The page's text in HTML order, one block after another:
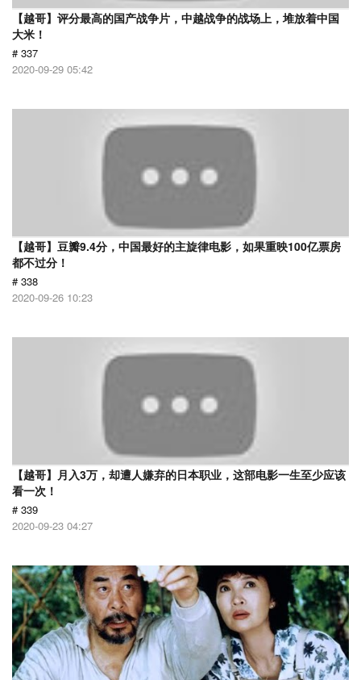
【越哥】评分最高的国产战争片，中越战争的战场上，堆放着中国
大米！
# 337
2020-09-29 05:42
【越哥】豆瓣9.4分，中国最好的主旋律电影，如果重映100亿票房
都不过分！
# 338
2020-09-26 10:23
【越哥】月入3万，却遭人嫌弃的日本职业，这部电影一生至少应该
看一次！
# 339
2020-09-23 04:27